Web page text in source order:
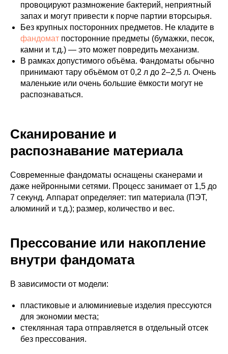
провоцируют размножение бактерий, неприятный
запах и могут привести к порче партии вторсырья.
Без крупных посторонних предметов. Не кладите в
фандомат посторонние предметы (бумажки, песок,
камни и т. д.) — это может повредить механизм.
В рамках допустимого объёма. Фандоматы обычно
принимают тару объёмом от 0,2 л до 2–2,5 л. Очень
маленькие или очень большие ёмкости могут не
распознаваться.
Сканирование и
распознавание материала
Современные фандоматы оснащены сканерами и
даже нейронными сетями. Процесс занимает от 1,5 до
7 секунд. Аппарат определяет: тип материала (ПЭТ,
алюминий и т. д.); размер, количество и вес.
Прессование или накопление
внутри фандомата
В зависимости от модели:
пластиковые и алюминиевые изделия прессуются
для экономии места;
стеклянная тара отправляется в отдельный отсек
без прессования.